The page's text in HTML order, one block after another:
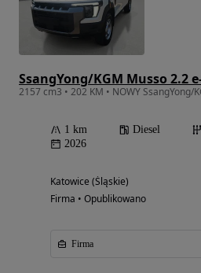
SsangYong/KGM Musso 2.2
1 km Diesel
2026
Katowice (Śląskie)
Firma • Opublikowano
Firma